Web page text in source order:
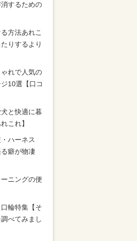
するための
方法あれこ
りするより
れで人気の
10選【口コ
と快適に暮
これ】
ハーネス
る癖が物凄
ニングの便
輪特集【そ
べてみまし